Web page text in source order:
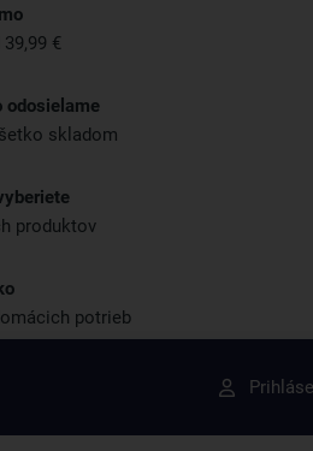
€
odosielame
skladom
produktov
potrieb
tipy na zľavy skôr ako